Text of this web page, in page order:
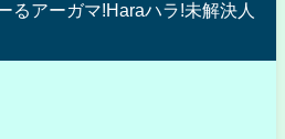
るアーガマ!Haraハラ!未解決人